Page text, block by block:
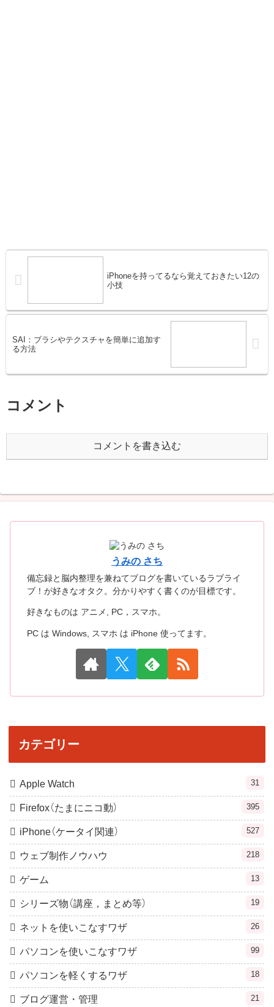
iPhoneを持ってるなら覚えておきたい12の
小技
SAI：ブラシやテクスチャを簡単に追加す
る方法
コメント
コメントを書き込む
うみの さち
備忘録と脳内整理を兼ねてブログを書いているラブライ
ブ！が好きなオタク。分かりやすく書くのが目標です。
好きなものは アニメ, PC，スマホ。
PC は Windows, スマホ は iPhone 使ってます。
カテゴリー
Apple Watch 31
Firefox（たまにニコ動） 395
iPhone（ケータイ関連） 527
ウェブ制作ノウハウ 218
ゲーム 13
シリーズ物（講座，まとめ等） 19
ネットを使いこなすワザ 26
パソコンを使いこなすワザ 99
パソコンを軽くするワザ 18
ブログ運営・管理 21